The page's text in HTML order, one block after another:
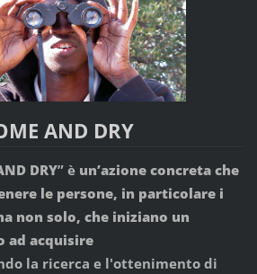
AND DRY
DRY” è un’azione concreta che
le persone, in particolare i
non solo, che iniziano un
ad acquisire
la ricerca e l'ottenimento di